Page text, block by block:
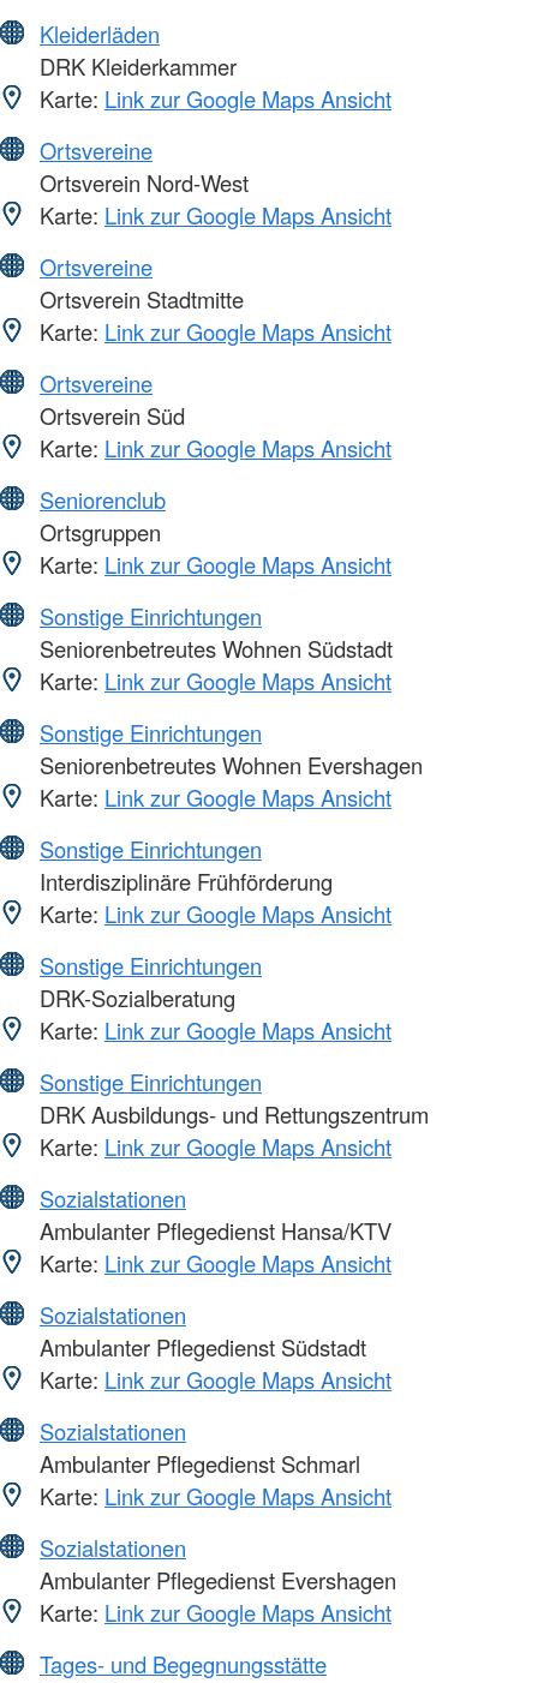
Kleiderläden
DRK Kleiderkammer
Karte: Link zur Google Maps Ansicht
Ortsvereine
Ortsverein Nord-West
Karte: Link zur Google Maps Ansicht
Ortsvereine
Ortsverein Stadtmitte
Karte: Link zur Google Maps Ansicht
Ortsvereine
Ortsverein Süd
Karte: Link zur Google Maps Ansicht
Seniorenclub
Ortsgruppen
Karte: Link zur Google Maps Ansicht
Sonstige Einrichtungen
Seniorenbetreutes Wohnen Südstadt
Karte: Link zur Google Maps Ansicht
Sonstige Einrichtungen
Seniorenbetreutes Wohnen Evershagen
Karte: Link zur Google Maps Ansicht
Sonstige Einrichtungen
Interdisziplinäre Frühförderung
Karte: Link zur Google Maps Ansicht
Sonstige Einrichtungen
DRK-Sozialberatung
Karte: Link zur Google Maps Ansicht
Sonstige Einrichtungen
DRK Ausbildungs- und Rettungszentrum
Karte: Link zur Google Maps Ansicht
Sozialstationen
Ambulanter Pflegedienst Hansa/KTV
Karte: Link zur Google Maps Ansicht
Sozialstationen
Ambulanter Pflegedienst Südstadt
Karte: Link zur Google Maps Ansicht
Sozialstationen
Ambulanter Pflegedienst Schmarl
Karte: Link zur Google Maps Ansicht
Sozialstationen
Ambulanter Pflegedienst Evershagen
Karte: Link zur Google Maps Ansicht
Tages- und Begegnungsstätte